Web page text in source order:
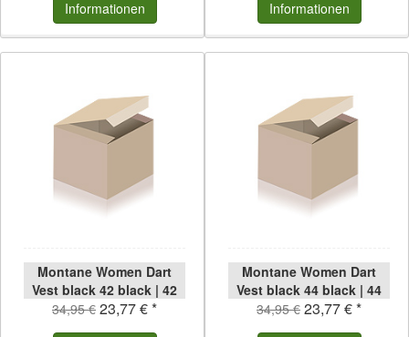
Informationen Informationen
Montane Women Dart
Vest black 42 black | 42
34,95 € 23,77 € *
Montane Women Dart
Vest black 44 black | 44
34,95 € 23,77 € *